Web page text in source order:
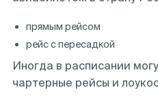
прямым рейсом
рейс с пересадкой
Иногда в расписании
чартерные рейсы и